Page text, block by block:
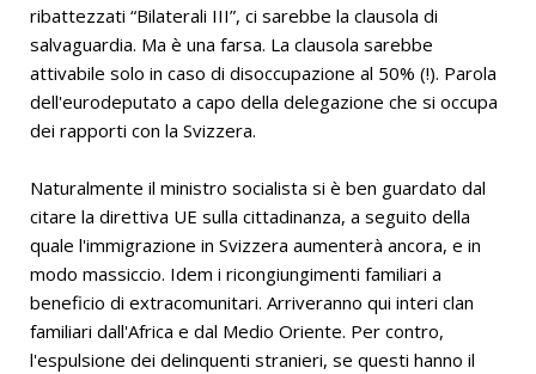
ribattezzati “Bilaterali III”, ci sarebbe la clausola di
salvaguardia. Ma è una farsa. La clausola sarebbe
attivabile solo in caso di disoccupazione al 50% (!). Parola
dell'eurodeputato a capo della delegazione che si occupa
dei rapporti con la Svizzera.
Naturalmente il ministro socialista si è ben guardato dal
citare la direttiva UE sulla cittadinanza, a seguito della
quale l'immigrazione in Svizzera aumenterà ancora, e in
modo massiccio. Idem i ricongiungimenti familiari a
beneficio di extracomunitari. Arriveranno qui interi clan
familiari dall'Africa e dal Medio Oriente. Per contro,
l'espulsione dei delinquenti stranieri, se questi hanno il